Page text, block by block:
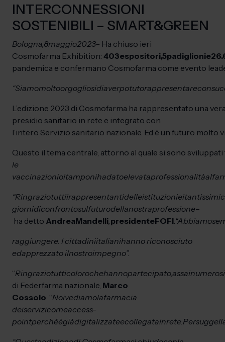
INTERCONNESSIONI
SOSTENIBILI – SMART&GREEN
Bologna,8maggio2023– Ha chiuso ieri
Cosmofarma Exhibition: 403espositori,5padiglionie
pandemica e confermano Cosmofarma come evento
“Siamomoltoorgogliosidiaverpotutorappresentarecon
L’edizione 2023 di Cosmofarma ha rappresentato una
presidio sanitario in rete e integrato con
l’intero Servizio sanitario nazionale. Ed è un futuro
Questo il tema centrale, attorno al quale si sono
le
vaccinazionioitamponihadatoelevataprofessionalitàal
“Ringraziotuttiirappresentantidelleistituzionieitantissimi
giornidiconfrontosulfuturodellanostraprofessione–
ha detto AndreaMandelli presidenteFOFI “Abbiamo
raggiungere. I cittadiniitalianihanno riconosciuto
edapprezzato ilnostroimpegno”.
“Ringraziotutticolorochehannopartecipato,assai
di Federfarma nazionale, Marco
Cossolo . “Noivediamolafarmacia
deiservizicomeaccess-
pointperchéègiàdigitalizzateecollegatainrete. Per